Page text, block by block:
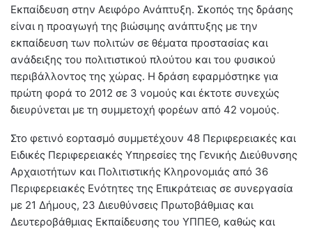
Εκπαίδευση στην Αειφόρο Ανάπτυξη. Σκοπός της δράσης
είναι η προαγωγή της βιώσιμης ανάπτυξης με την
εκπαίδευση των πολιτών σε θέματα προστασίας και
ανάδειξης του πολιτιστικού πλούτου και του φυσικού
περιβάλλοντος της χώρας. Η δράση εφαρμόστηκε για
πρώτη φορά το 2012 σε 3 νομούς και έκτοτε συνεχώς
διευρύνεται με τη συμμετοχή φορέων από 42 νομούς.
Στο φετινό εορτασμό συμμετέχουν 48 Περιφερειακές και
Ειδικές Περιφερειακές Υπηρεσίες της Γενικής Διεύθυνσης
Αρχαιοτήτων και Πολιτιστικής Κληρονομιάς από 36
Περιφερειακές Ενότητες της Επικράτειας σε συνεργασία
με 21 Δήμους, 23 Διευθύνσεις Πρωτοβάθμιας και
Δευτεροβάθμιας Εκπαίδευσης του ΥΠΠΕΘ, καθώς και